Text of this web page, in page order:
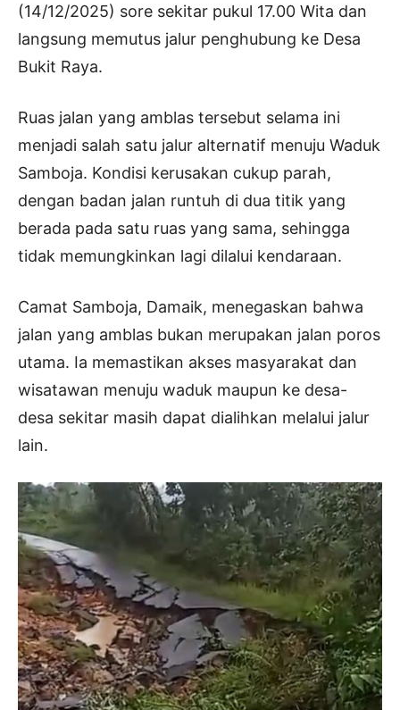
(14/12/2025) sore sekitar pukul 17.00 Wita dan
langsung memutus jalur penghubung ke Desa
Bukit Raya.
Ruas jalan yang amblas tersebut selama ini
menjadi salah satu jalur alternatif menuju Waduk
Samboja. Kondisi kerusakan cukup parah,
dengan badan jalan runtuh di dua titik yang
berada pada satu ruas yang sama, sehingga
tidak memungkinkan lagi dilalui kendaraan.
Camat Samboja, Damaik, menegaskan bahwa
jalan yang amblas bukan merupakan jalan poros
utama. Ia memastikan akses masyarakat dan
wisatawan menuju waduk maupun ke desa-
desa sekitar masih dapat dialihkan melalui jalur
lain.